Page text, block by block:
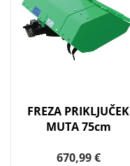
FREZA PRIKLJUČEK
MUTA 75cm
670,99 €